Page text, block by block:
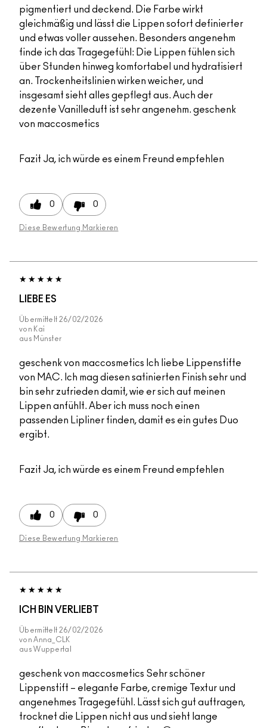
pigmentiert und deckend. Die Farbe wirkt
gleichmäßig und lässt die Lippen sofort definierter
und etwas voller aussehen. Besonders angenehm
finde ich das Tragegefühl: Die Lippen fühlen sich
über Stunden hinweg komfortabel und hydratisiert
an. Trockenheitslinien wirken weicher, und
insgesamt sieht alles gepflegt aus. Auch der
dezente Vanilleduft ist sehr angenehm. geschenk
von maccosmetics
Fazit Ja, ich würde es einem Freund empfehlen
0 0
Diese Bewertung Markieren
LIEBE ES
Übermittelt 26/02/2026
von Kai
aus Münster
geschenk von maccosmetics Ich liebe Lippenstifte
von MAC. Ich mag diesen satinierten Finish sehr und
bin sehr zufrieden damit, wie er sich auf meinen
Lippen anfühlt. Aber ich muss noch einen
passenden Lipliner finden, damit es ein gutes Duo
ergibt.
Fazit Ja, ich würde es einem Freund empfehlen
0 0
Diese Bewertung Markieren
ICH BIN VERLIEBT
Übermittelt 26/02/2026
von Anna_CLK
aus Wuppertal
geschenk von maccosmetics Sehr schöner
Lippenstift – elegante Farbe, cremige Textur und
angenehmes Tragegefühl. Lässt sich gut auftragen,
trocknet die Lippen nicht aus und sieht lange